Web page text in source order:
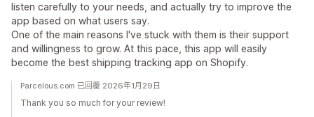
listen carefully to your needs, and actually try to improve the
app based on what users say.
One of the main reasons I've stuck with them is their support
and willingness to grow. At this pace, this app will easily
become the best shipping tracking app on Shopify.
Parcelous.com 已回覆 2026年1月29日
Thank you so much for your review!